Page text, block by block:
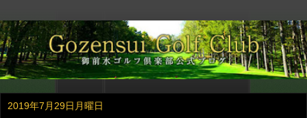
2019年7月29日月曜日